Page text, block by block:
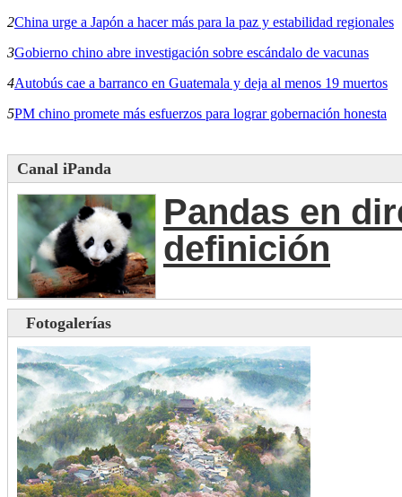
2China urge a Japón a hacer más para la paz y estabilidad regionales
3Gobierno chino abre investigación sobre escándalo de vacunas
4Autobús cae a barranco en Guatemala y deja al menos 19 muertos
5PM chino promete más esfuerzos para lograr gobernación honesta
Canal iPanda
Pandas en
definición
Fotogalerías